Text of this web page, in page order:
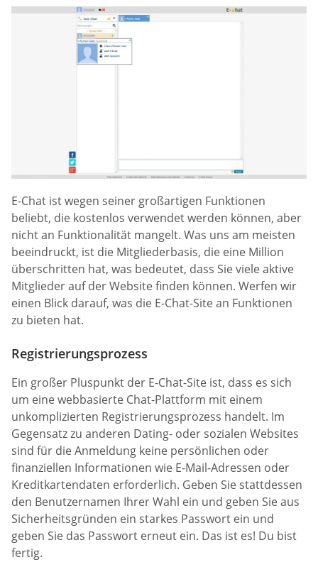
E-Chat ist wegen seiner großartigen Funktionen
beliebt, die kostenlos verwendet werden können, aber
nicht an Funktionalität mangelt. Was uns am meisten
beeindruckt, ist die Mitgliederbasis, die eine Million
überschritten hat, was bedeutet, dass Sie viele aktive
Mitglieder auf der Website finden können. Werfen wir
einen Blick darauf, was die E-Chat-Site an Funktionen
zu bieten hat.
Registrierungsprozess
Ein großer Pluspunkt der E-Chat-Site ist, dass es sich
um eine webbasierte Chat-Plattform mit einem
unkomplizierten Registrierungsprozess handelt. Im
Gegensatz zu anderen Dating- oder sozialen Websites
sind für die Anmeldung keine persönlichen oder
finanziellen Informationen wie E-Mail-Adressen oder
Kreditkartendaten erforderlich. Geben Sie stattdessen
den Benutzernamen Ihrer Wahl ein und geben Sie aus
Sicherheitsgründen ein starkes Passwort ein und
geben Sie das Passwort erneut ein. Das ist es! Du bist
fertig.